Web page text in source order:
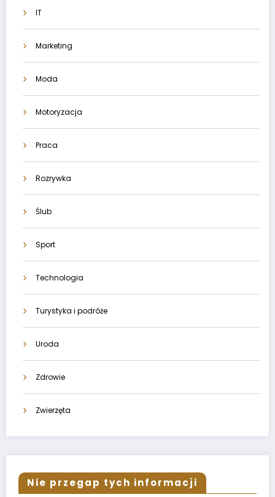
IT
Marketing
Moda
Motoryzacja
Praca
Rozrywka
Ślub
Sport
Technologia
Turystyka i podróże
Uroda
Zdrowie
Zwierzęta
Nie przegap tych informacji